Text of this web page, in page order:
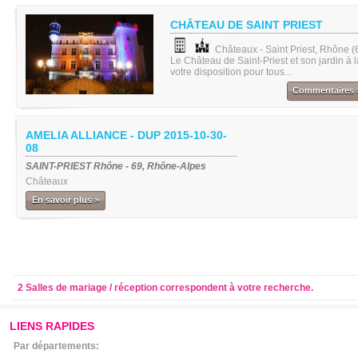
CHÂTEAU DE SAINT PRIEST
Châteaux - Saint Priest, Rhône
Le Château de Saint-Priest et son jardin à
votre disposition pour tous...
Commentaires
AMELIA ALLIANCE - DUP 2015-10-30-
08
SAINT-PRIEST Rhône - 69, Rhône-Alpes
Châteaux
En savoir plus >
2 Salles de mariage / réception correspondent à votre recherche.
LIENS RAPIDES
Par départements: